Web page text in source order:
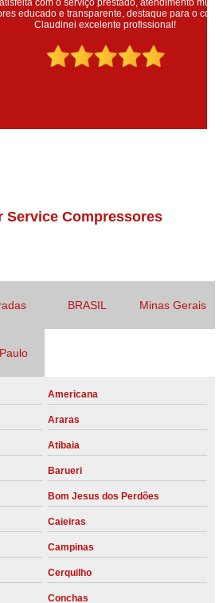
serviço prestado, atendimento muito bom!
transparente, destaque para o colaborador
excelente profissional!
Service Compressores
BRASIL Minas Gerais
Americana
Araras
Atibaia
Barueri
Bom Jesus dos Perdões
Caieiras
Campinas
Cerquilho
Conchas